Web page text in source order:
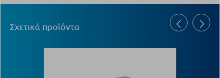
Σχετικά προϊόντα